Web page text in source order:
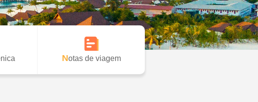
Notas de viagem